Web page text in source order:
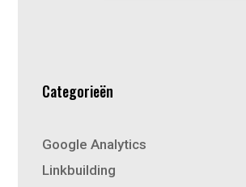
Categorieën
Google Analytics
Linkbuilding